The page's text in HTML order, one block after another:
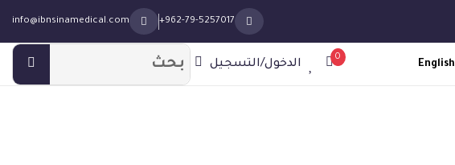
info@ibnsinamedical.com +962-79-5257017
الدخول/التسجيل
0
English